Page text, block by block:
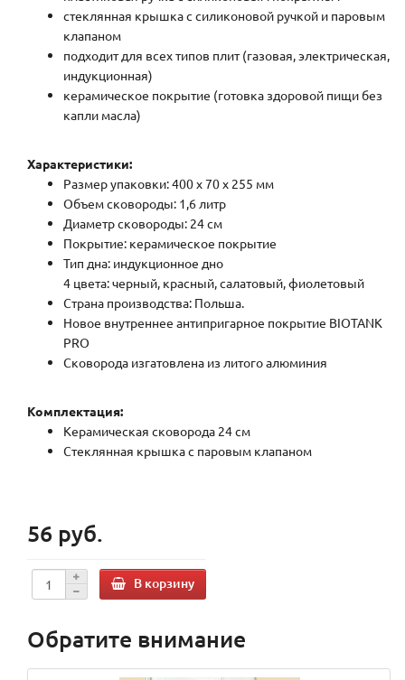
стеклянная крышка с силиконовой ручкой и паровым
клапаном
подходит для всех типов плит (газовая, электрическая,
индукционная)
керамическое покрытие (готовка здоровой пищи без
капли масла)
Характеристики:
Размер упаковки: 400 х 70 х 255 мм
Объем сковороды: 1,6 литр
Диаметр сковороды: 24 см
Покрытие: керамическое покрытие
Тип дна: индукционное дно
4 цвета: черный, красный, салатовый, фиолетовый
Страна производства: Польша.
Новое внутреннее антипригарное покрытие BIOTANK
PRO
Сковорода изгатовлена из литого алюминия
Комплектация:
Керамическая сковорода 24 см
Стеклянная крышка с паровым клапаном
56 руб.
В корзину
Обратите внимание